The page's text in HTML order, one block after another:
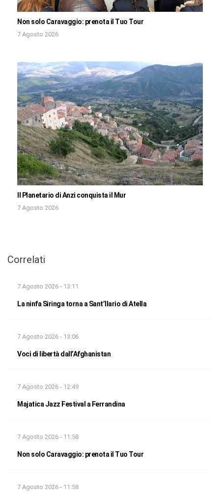
Non solo Caravaggio: prenota il Tuo Tour
7 Agosto 2026
Il Planetario di Anzi conquista il Mur
7 Agosto 2026
Correlati
7 Agosto 2026 - 13:11
La ninfa Siringa torna a Sant’Ilario di Atella
7 Agosto 2026 - 13:06
Voci di libertà dall’Afghanistan
7 Agosto 2026 - 12:49
Majatica Jazz Festival a Ferrandina
7 Agosto 2026 - 11:58
Non solo Caravaggio: prenota il Tuo Tour
7 Agosto 2026 - 11:58